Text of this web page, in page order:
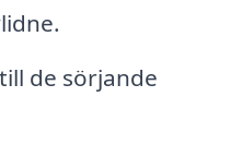
de sörjande